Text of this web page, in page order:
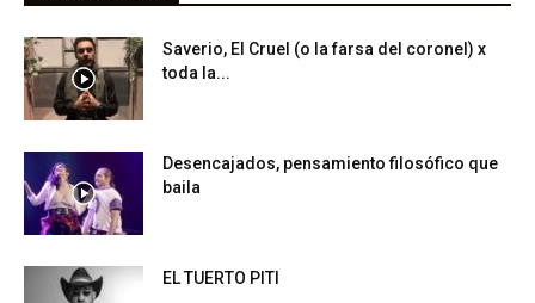
Saverio, El Cruel (o la farsa del coronel) x
toda la...
Desencajados, pensamiento filosófico que
baila
EL TUERTO PITI